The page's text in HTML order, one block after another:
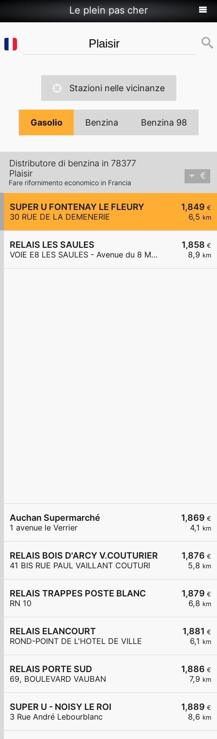
Le plein pas cher
Stazioni nelle vicinanze
Gasolio Benzina Benzina 98
Distributore di benzina in 78377
Plaisir
Fare rifornimento economico in Francia
1,849 €
6,5 km
SUPER U FONTENAY LE FLEURY
30 RUE DE LA DEMENERIE
1,858 €
8,9 km
RELAIS LES SAULES
VOIE E8 LES SAULES - Avenue du 8 Mai 1945
1,869 €
4,1 km
Auchan Supermarché
1 avenue le Verrier
1,876 €
5,8 km
RELAIS BOIS D'ARCY V.COUTURIER
41 BIS RUE PAUL VAILLANT COUTURI
1,879 €
6,8 km
RELAIS TRAPPES POSTE BLANC
RN 10
1,881 €
6,1 km
RELAIS ELANCOURT
ROND-POINT DE L'HOTEL DE VILLE
1,886 €
7,9 km
RELAIS PORTE SUD
69, BOULEVARD VAUBAN
1,889 €
8,6 km
SUPER U - NOISY LE ROI
3 Rue André Lebourblanc